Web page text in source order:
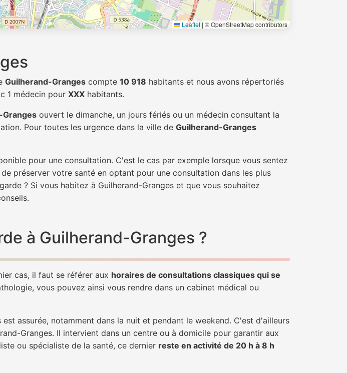
Leaflet | © OpenStreetMap contributors
Guilherand-Granges compte 10 918 habitants et nous avons répertoriés
1 médecin pour XXX habitants.
Granges ouvert le dimanche, un jours fériés ou un médecin consultant la
Pour toutes les urgence dans la ville de Guilherand-Granges
pour une consultation. C'est le cas par exemple lorsque vous sentez
préserver votre santé en optant pour une consultation dans les plus
? Si vous habitez à Guilherand-Granges et que vous souhaitez
à Guilherand-Granges ?
cas, il faut se référer aux horaires de consultations classiques qui se
vous pouvez ainsi vous rendre dans un cabinet médical ou
assurée, notamment dans la nuit et pendant le weekend. C'est d'ailleurs
Granges. Il intervient dans un centre ou à domicile pour garantir aux
ou spécialiste de la santé, ce dernier reste en activité de 20 h à 8 h